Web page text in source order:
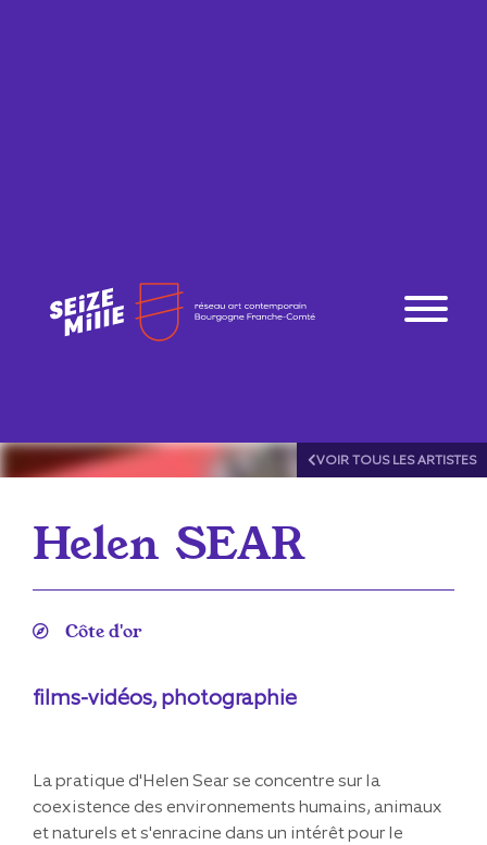
VOIR TOUS LES ARTISTES
Helen SEAR
Côte d'or
films-vidéos, photographie
La pratique d'Helen Sear se concentre sur la
coexistence des environnements humains, animaux
et naturels et s'enracine dans un intérêt pour le